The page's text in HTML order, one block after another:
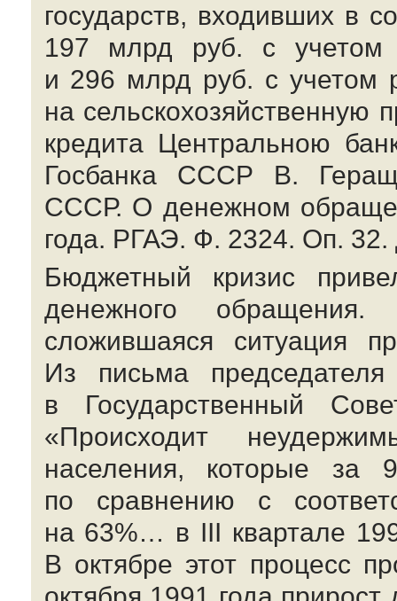
государств, входивших в
197 млрд руб. с учетом
и 296 млрд руб. с учетом
на сельскохозяйственную
кредита Центральною
Госбанка СССР В.
СССР. О денежном
года. РГАЭ. Ф. 2324. Оп.
Бюджетный кризис
денежного
сложившаяся ситуация
Из письма
в Государственный
«Происходит
населения, которые за
по сравнению с
на 63%… в III квартале
В октябре этот процесс